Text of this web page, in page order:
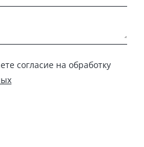
согласие на обработку